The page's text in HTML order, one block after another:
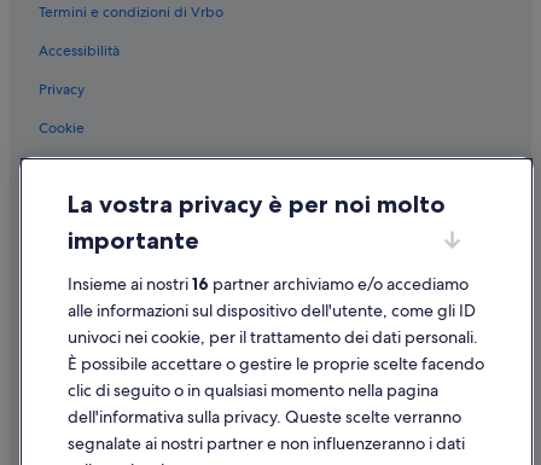
Termini e condizioni di Vrbo
Accessibilità
Privacy
Cookie
Informazioni legali/Contatti
Linee guida sui contenuti e segnalazione dei contenuti
Supporto
Assistenza clienti
Contattaci
Come cancellare un volo
Come modificare la prenotazione di un hotel o una casa vacanze
La vostra privacy è per noi molto
importante
Insieme ai nostri16 partner archiviamo e/o accediamo
alle informazioni sul dispositivo dell'utente, come gli ID
univoci nei cookie, per il trattamento dei dati personali.
È possibile accettare o gestire le proprie scelte facendo
clic di seguito o in qualsiasi momento nella pagina
dell'informativa sulla privacy. Queste scelte verranno
segnalate ai nostri partner e non influenzeranno i dati